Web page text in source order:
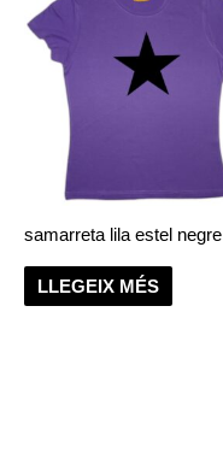
samarreta lila estel negre
LLEGEIX MÉS